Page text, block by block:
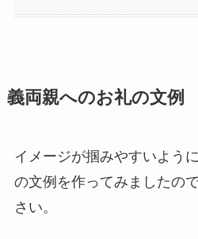
義両親へのお礼の文例
イメージが掴みやすいよう
の文例を作ってみましたの
さい。